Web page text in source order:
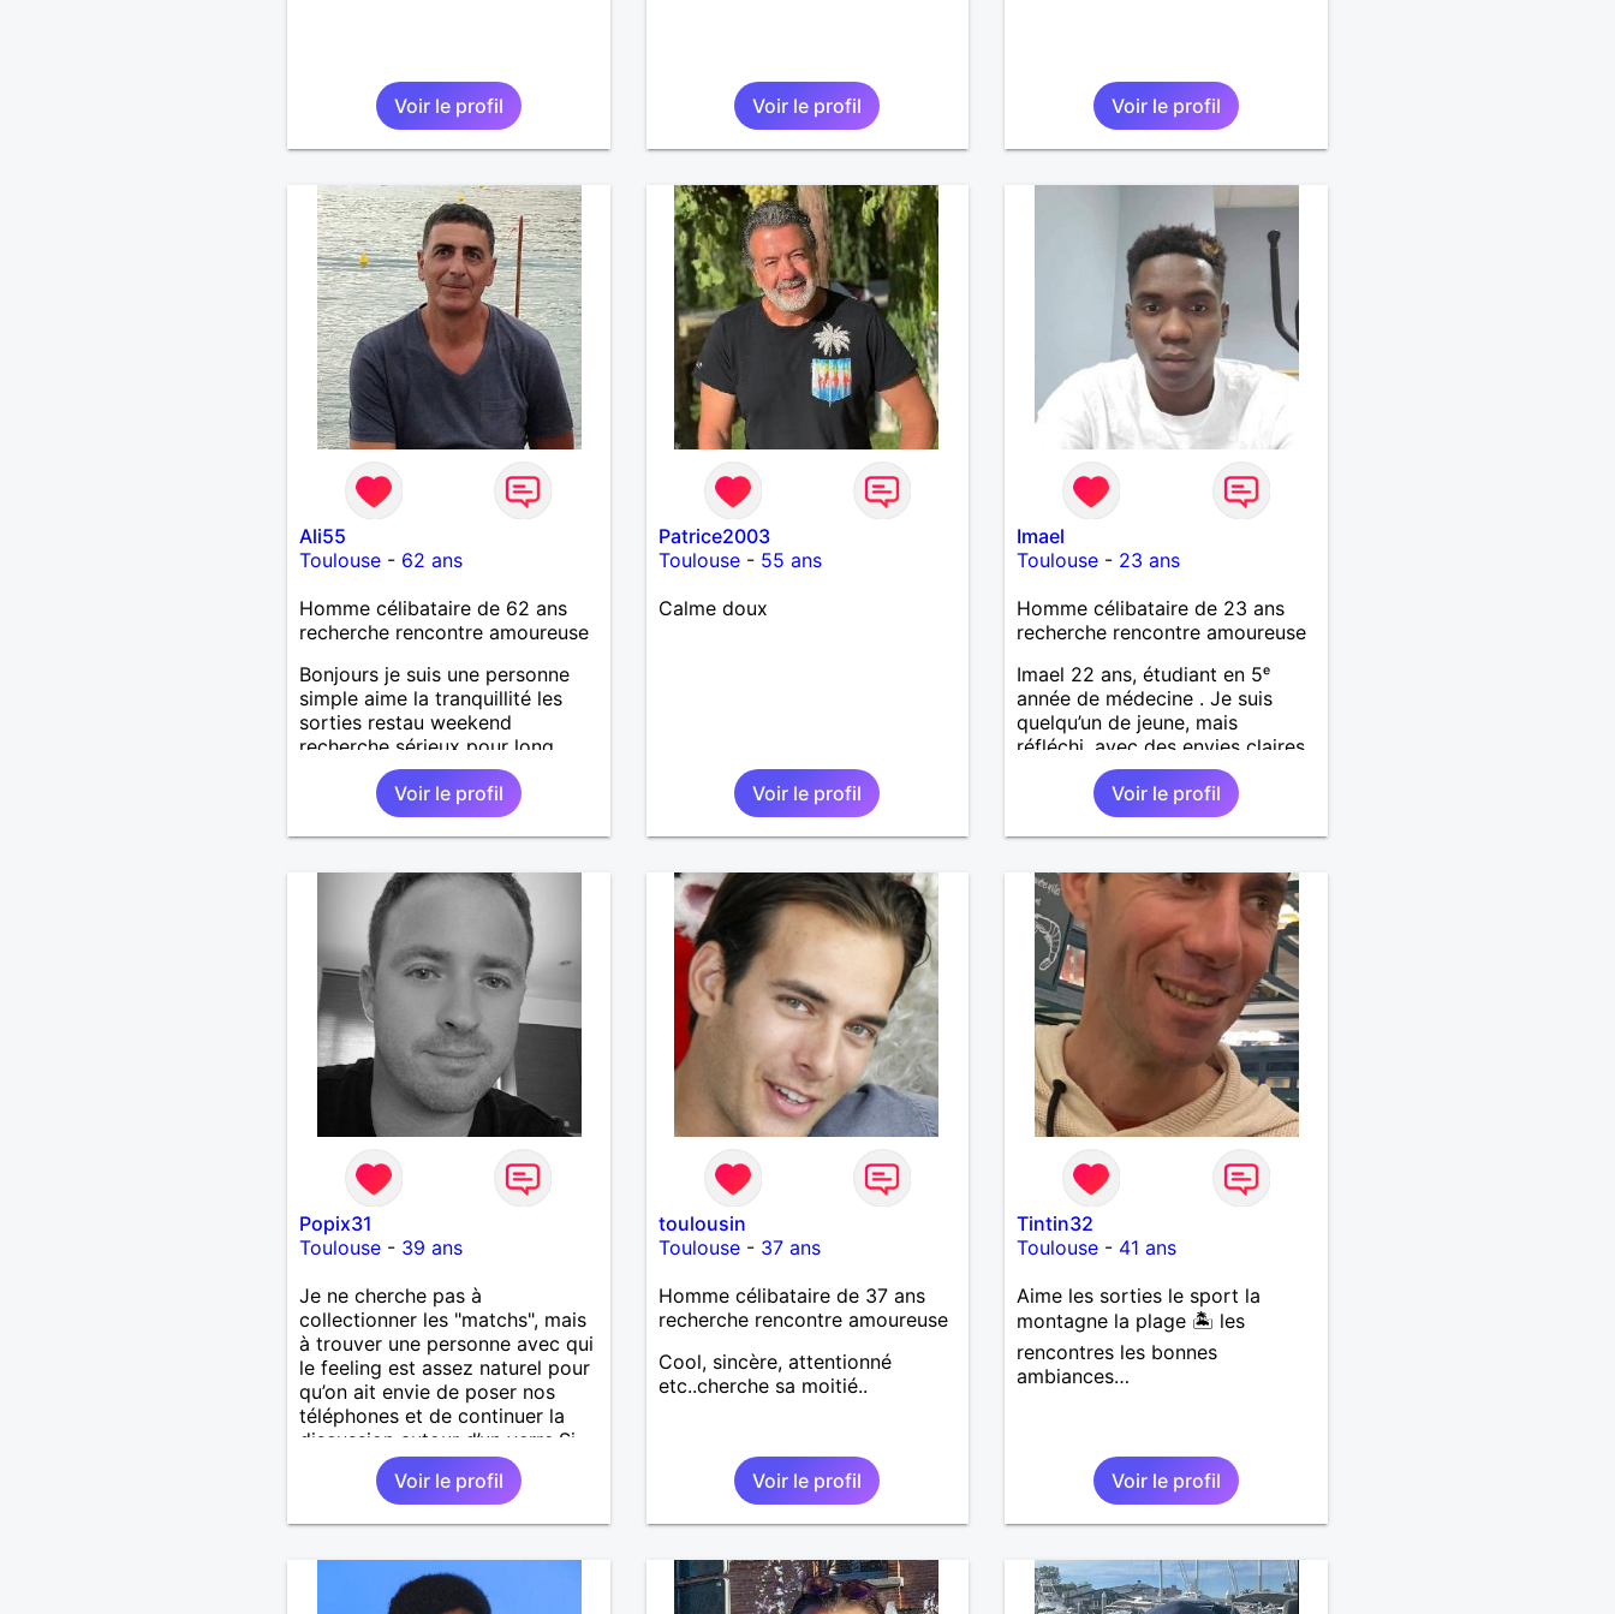
Voir le profil Voir le profil Voir le profil
Ali55
Toulouse- 62 ans
Homme célibataire de 62 ans
recherche rencontre amoureuse
Bonjours je suis une personne
simple aime la tranquillité les
sorties restau weekend
recherche sérieux pour long
Voir le profil
Patrice2003
Toulouse- 55 ans
Calme doux
Voir le profil
Imael
Toulouse - 23 ans
Homme célibataire de 23 ans
recherche rencontre amoureuse
Imael 22 ans, étudiant en 5ᵉ
année de médecine . Je suis
quelqu’un de jeune, mais
réfléchi, avec des envies claires
et un vrai sens de la sincérité. Je
suis attentionné, respectueux,
curieux et toujours prêt à
écouter. J’aime les discussions
qui restent en mémoire, et j’ai un
vrai sens de l’humour qui détend
les situations. Je suis attiré par
les femmes mûres, celles qui ont
de l’expérience, de l’assurance et
une élégance naturelle. J’admire
leur force tranquille, leur
capacité à aimer avec sincérité,
et ce charme que seule la
maturité sait donner. Je cherche
une relation basée sur la
complicité, le respect et la vraie
connexion, sans faux-semblants.
Voir le profil
Popix31
Toulouse- 39 ans
​Je ne cherche pas à
collectionner les "matchs", mais
à trouver une personne avec qui
le feeling est assez naturel pour
qu’on ait envie de poser nos
téléphones et de continuer la
discussion autour d’un verre. ​Si
tu apprécies la franchise et que
tu préfères les souvenirs aux
notifications, on devrait bien
et au plaisir! 😊 Bien à vous
Voir le profil
toulousin
Toulouse- 37 ans
Homme célibataire de 37 ans
recherche rencontre amoureuse
Cool, sincère, attentionné
etc..cherche sa moitié..
Voir le profil
Tintin32
Toulouse - 41 ans
Aime les sorties le sport la
montagne la plage 🏝️ les
rencontres les bonnes
ambiances…
Voir le profil